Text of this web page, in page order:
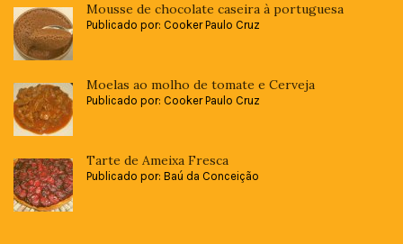
Mousse de chocolate caseira à portuguesa
Publicado por: Cooker Paulo Cruz
Moelas ao molho de tomate e Cerveja
Publicado por: Cooker Paulo Cruz
Tarte de Ameixa Fresca
Publicado por: Baú da Conceição